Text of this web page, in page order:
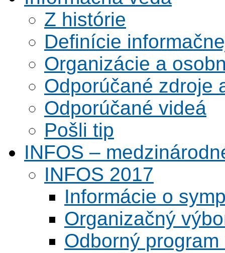
Z histórie
Definície
Organizácie a
Odporúčané zdroje
Odporúčané videá
Pošli tip
INFOS –
INFOS 2017
Informácie o
Organizačný
Odborný